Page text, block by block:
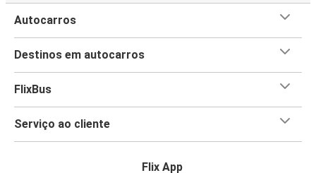
Autocarros
Destinos em autocarros
FlixBus
Serviço ao cliente
Flix App